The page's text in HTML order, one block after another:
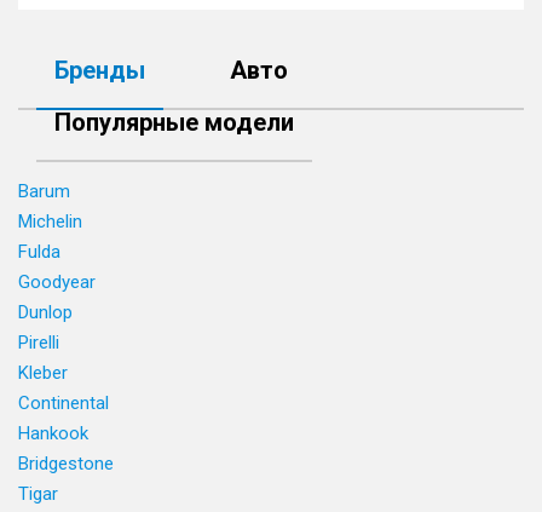
Бренды
Авто
Популярные модели
Barum
Michelin
Fulda
Goodyear
Dunlop
Pirelli
Kleber
Continental
Hankook
Bridgestone
Tigar